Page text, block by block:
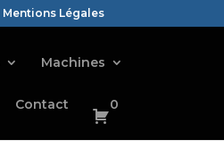
Mentions Légales
Machines
Contact 0